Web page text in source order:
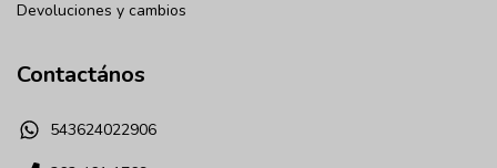
Devoluciones y cambios
Contactános
543624022906